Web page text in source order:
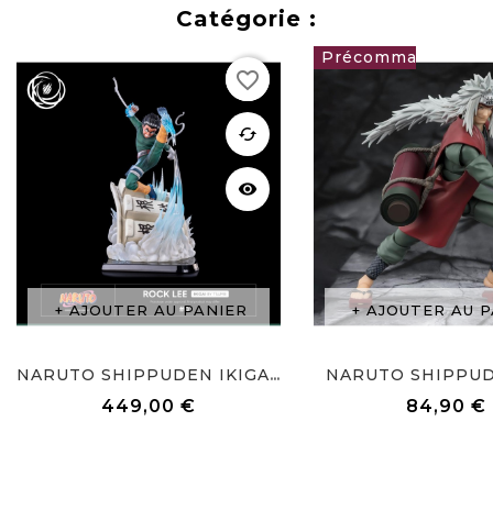
Catégorie :
AJOUTER AU PANIER
favorite
cached
visibility
NARUTO SHIPPUDEN IKIGAI...
449,00 €
favorite_border
AJOUTER AU
NARUTO
84,90 €